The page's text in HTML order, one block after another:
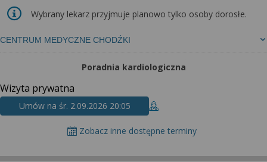
CENTRUM MEDYCZNE CHODŹKI
Wybrany lekarz przyjmuje planowo tylko osoby dorosłe.
Poradnia kardiologiczna
Wizyta prywatna
Umów na śr. 2.09.2026 20:05
Zobacz inne dostępne terminy